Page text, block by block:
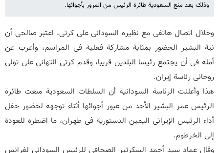
وذلک بعد منع السعودیة طائرة الرئیس من المرور بأجوائها.
وخلال اتصال هاتفی مع نظیره السودانی علی کرتی، اعتبر صالحی أن
نیة البشیر الحضور بمثابة مشارکة فعلیة فی المراسم، وأعرب عن
أمله فی أن یجتمع رئیسا البلدین قریبا، وقدم کرتی التهانی على تولی
روحانی رئاسة إیران.
هذا وأعلنت الرئاسة السودانیة أن السلطات السعودیة منعت طائرة
الرئیس عمر البشیر الأحد من عبور أجوائها أثناء توجهه لحضور حفل
أداء الرئیس الإیرانی الیمین الدستوریة فی طهران، ما اضطره للعودة
إلى الخرطوم.
وقال عماد سید أحمد السکرتیر الصحافی للرئیس السودانی لفرانس